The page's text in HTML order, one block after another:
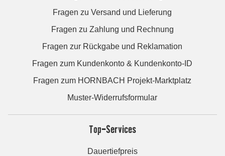
Fragen zu Versand und Lieferung
Fragen zu Zahlung und Rechnung
Fragen zur Rückgabe und Reklamation
Fragen zum Kundenkonto & Kundenkonto-ID
Fragen zum HORNBACH Projekt-Marktplatz
Muster-Widerrufsformular
Top-Services
Dauertiefpreis